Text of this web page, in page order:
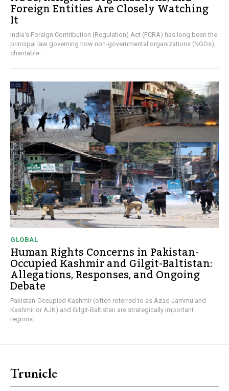
Foreign Entities Are Closely Watching
It
India's Foreign Contribution (Regulation) Act (FCRA) has long been the
principal law governing how non-governmental organizations (NGOs),
charitable...
GLOBAL
Human Rights Concerns in Pakistan-
Occupied Kashmir and Gilgit-Baltistan:
Allegations, Responses, and Ongoing
Debate
Pakistan-Occupied Kashmir (often referred to as Azad Jammu and
Kashmir or AJK) and Gilgit-Baltistan are strategically important
regions...
Trunicle